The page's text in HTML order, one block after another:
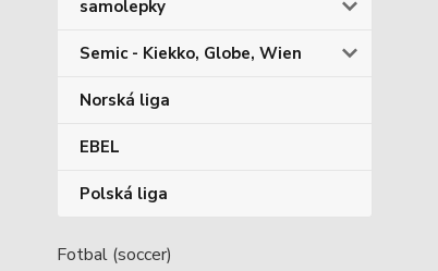
samolepky
Semic - Kiekko, Globe, Wien
Norská liga
EBEL
Polská liga
Fotbal (soccer)